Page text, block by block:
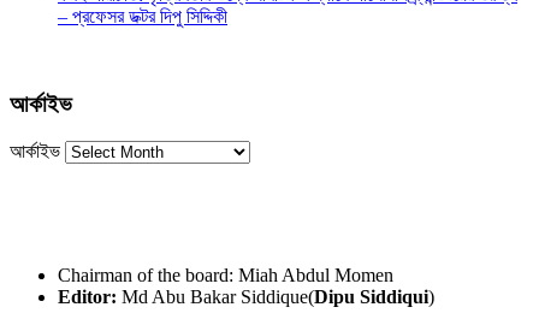
– প্রফেসর ডক্টর দিপু সিদ্দিকী
আর্কাইভ
আর্কাইভ
Chairman of the board: Miah Abdul Momen
Editor: Md Abu Bakar Siddique(Dipu Siddiqui)